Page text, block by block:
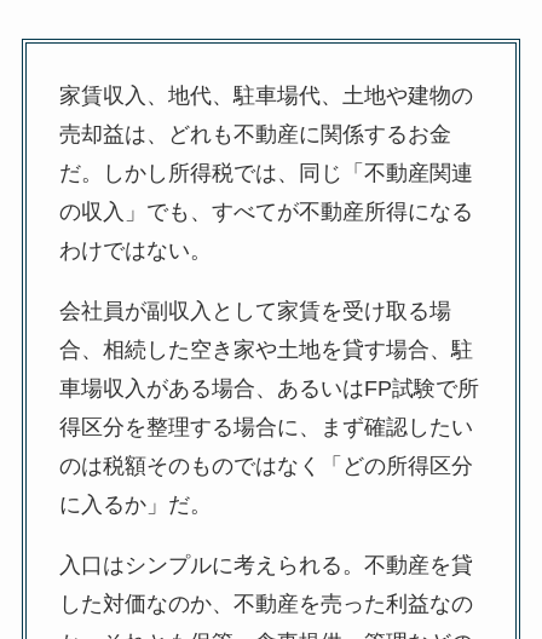
家賃収入、地代、駐車場代、土地や建物の
売却益は、どれも不動産に関係するお金
だ。しかし所得税では、同じ「不動産関連
の収入」でも、すべてが不動産所得になる
わけではない。
会社員が副収入として家賃を受け取る場
合、相続した空き家や土地を貸す場合、駐
車場収入がある場合、あるいはFP試験で所
得区分を整理する場合に、まず確認したい
のは税額そのものではなく「どの所得区分
に入るか」だ。
入口はシンプルに考えられる。不動産を貸
した対価なのか、不動産を売った利益なの